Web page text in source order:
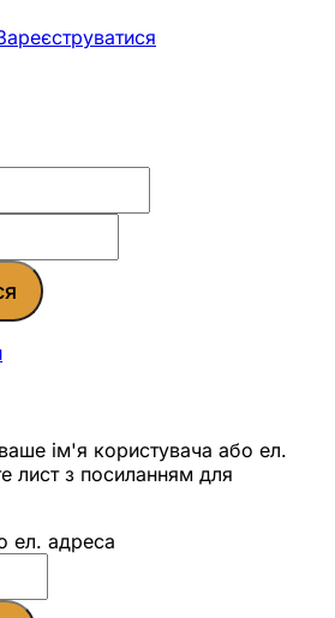
ім'я користувача або ел.
лист з посиланням для
ел. адреса